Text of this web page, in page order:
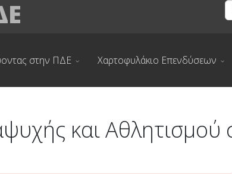
στην ΠΔΕ Χαρτοφυλάκιο Επενδύσεων
και Αθλητισμού